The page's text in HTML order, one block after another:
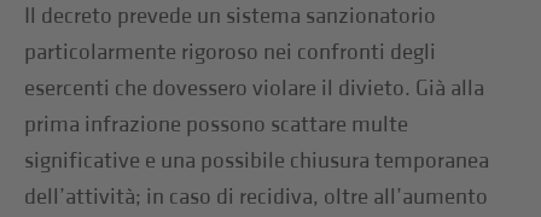
Il decreto prevede un sistema sanzionatorio
particolarmente rigoroso nei confronti degli
esercenti che dovessero violare il divieto. Già alla
prima infrazione possono scattare multe
significative e una possibile chiusura temporanea
dell’attività; in caso di recidiva, oltre all’aumento